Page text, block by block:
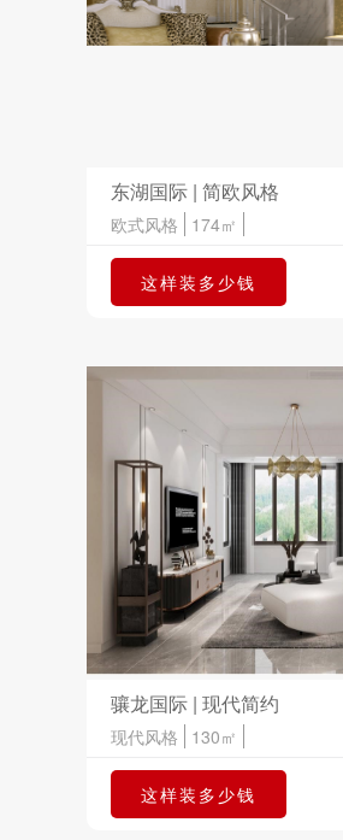
东湖国际 | 简欧风格
欧式风格 174㎡
这样装多少钱
骧龙国际 | 现代简约
现代风格 130㎡
这样装多少钱